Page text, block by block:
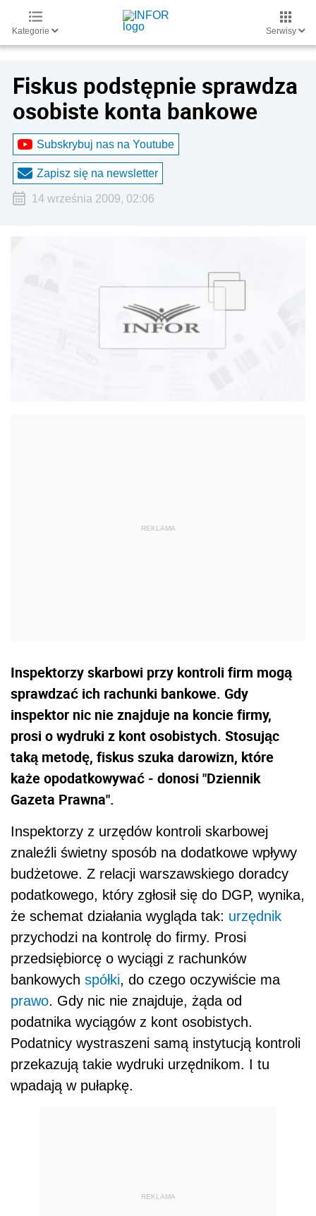
Kategorie Serwisy
Fiskus podstępnie sprawdza
osobiste konta bankowe
Subskrybuj nas na Youtube
Zapisz się na newsletter
14 września 2009, 02:06
Inspektorzy skarbowi przy kontroli firm mogą
sprawdzać ich rachunki bankowe. Gdy
inspektor nic nie znajduje na koncie firmy,
prosi o wydruki z kont osobistych. Stosując
taką metodę, fiskus szuka darowizn, które
każe opodatkowywać - donosi "Dziennik
Gazeta Prawna".
Inspektorzy z urzędów kontroli skarbowej
znaleźli świetny sposób na dodatkowe wpływy
budżetowe. Z relacji warszawskiego doradcy
podatkowego, który zgłosił się do DGP, wynika,
że schemat działania wygląda tak: urzędnik
przychodzi na kontrolę do firmy. Prosi
przedsiębiorcę o wyciągi z rachunków
bankowych spółki, do czego oczywiście ma
prawo. Gdy nic nie znajduje, żąda od
podatnika wyciągów z kont osobistych.
Podatnicy wystraszeni samą instytucją kontroli
przekazują takie wydruki urzędnikom. I tu
wpadają w pułapkę.
REKLAMA